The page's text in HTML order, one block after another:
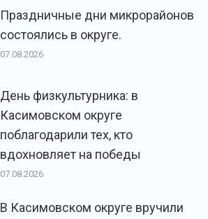
Праздничные дни микрорайонов
состоялись в округе.
07.08.2026
День физкультурника: в
Касимовском округе
поблагодарили тех, кто
вдохновляет на победы
07.08.2026
В Касимовском округе вручили